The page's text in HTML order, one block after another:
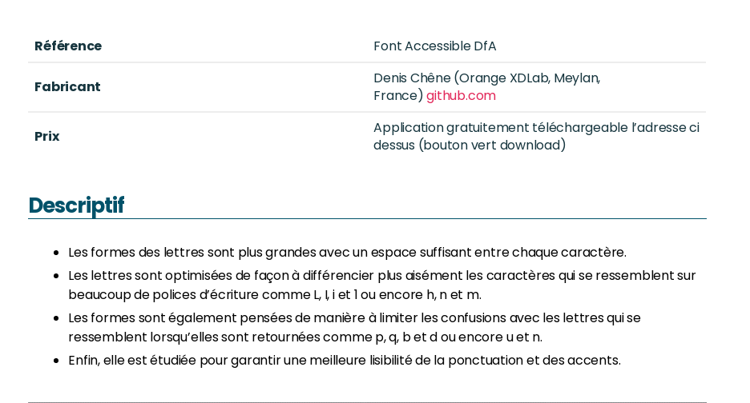
Référence Font Accessible DfA
Fabricant
Denis Chêne (Orange XDLab, Meylan,
France)github.com
Prix
Application gratuitement téléchargeable l’adresse ci
dessus (bouton vert download)
Descriptif
Les formes des lettres sont plus grandes avec un espace suffisant entre chaque caractère.
Les lettres sont optimisées de façon à différencier plus aisément les caractères qui se ressemblent sur
beaucoup de polices d’écriture comme L, I, i et 1 ou encore h, n et m.
Les formes sont également pensées de manière à limiter les confusions avec les lettres qui se
ressemblent lorsqu’elles sont retournées comme p, q, b et d ou encore u et n.
Enfin, elle est étudiée pour garantir une meilleure lisibilité de la ponctuation et des accents.